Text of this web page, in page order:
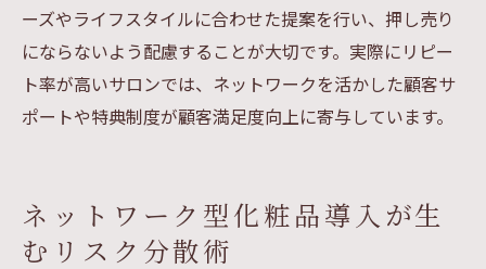
ーズやライフスタイルに合わせた提案を行い、押し売り
にならないよう配慮することが大切です。実際にリピー
ト率が高いサロンでは、ネットワークを活かした顧客サ
ポートや特典制度が顧客満足度向上に寄与しています。
ネットワーク型化粧品導入が生
むリスク分散術